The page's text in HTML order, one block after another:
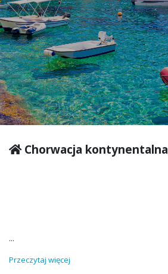
Chorwacja kontynentalna
...
Przeczytaj więcej